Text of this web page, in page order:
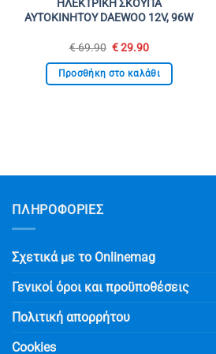
ΗΛΕΚΤΡΙΚΗ ΣΚΟΥΠΑ
ΑΥΤΟΚΙΝΗΤΟΥ DAEWOO 12V, 96W
€69.90 Original
was:
€ 69.90.
€29.90Η
τιμή
είναι:
Προσθήκη στο καλάθι
ΠΛΗΡΟΦΟΡΙΕΣ
Σχετικά με το Onlinemag
Γενικοί όροι και προϋποθέσεις
Πολιτική απορρήτου
Cookies